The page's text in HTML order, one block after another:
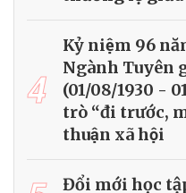
4
Kỷ niệm 96
Ngành Tuyên
(01/08/1930 -
trò “đi trước,
thuận xã hội
Đổi mới học